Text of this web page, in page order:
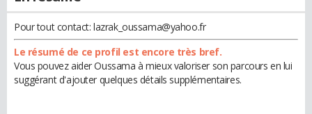
Pour tout contact: lazrak_oussama@yahoo.fr
Le résumé de ce profil est encore très bref.
Vous pouvez aider Oussama à mieux valoriser son parcours en lui
suggérant d'ajouter quelques détails supplémentaires.